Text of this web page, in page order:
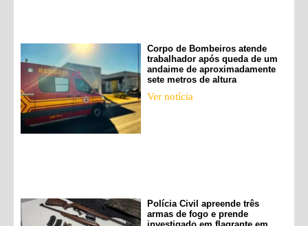
Corpo de Bombeiros atende
trabalhador após queda de um
andaime de aproximadamente
sete metros de altura
Ver notícia
Polícia Civil apreende três
armas de fogo e prende